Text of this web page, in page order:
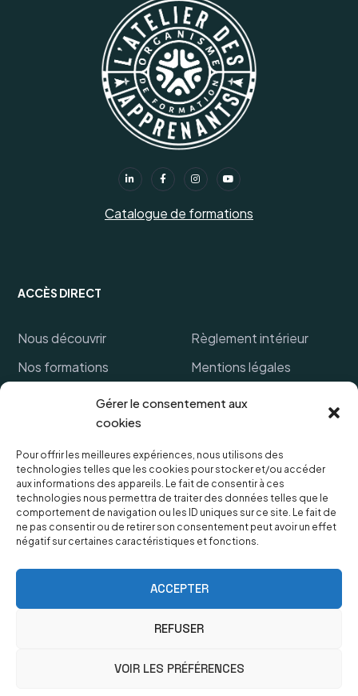
Gérer le consentement aux
cookies
Pour offrir les meilleures expériences, nous utilisons des
technologies telles que les cookies pour stocker et/ou accéder
aux informations des appareils. Le fait de consentir à ces
technologies nous permettra de traiter des données telles que le
comportement de navigation ou les ID uniques sur ce site. Le fait de
ne pas consentir ou de retirer son consentement peut avoir un effet
négatif sur certaines caractéristiques et fonctions.
ACCEPTER
REFUSER
VOIR LES PRÉFÉRENCES
Catalogue de formations
ACCÈS DIRECT
Nous découvrir
Nos formations
Financer ma formation
Références clients
FAQ
Lexique
Règlement intérieur
Mentions légales
Protection des données
personnelles
OUVERTURES & HORAIRES
Le secrétariat est ouvert du lundi au vendredi de 9h à
18h,
Fermeture samedi et dimanche.
07 86 87 90 86